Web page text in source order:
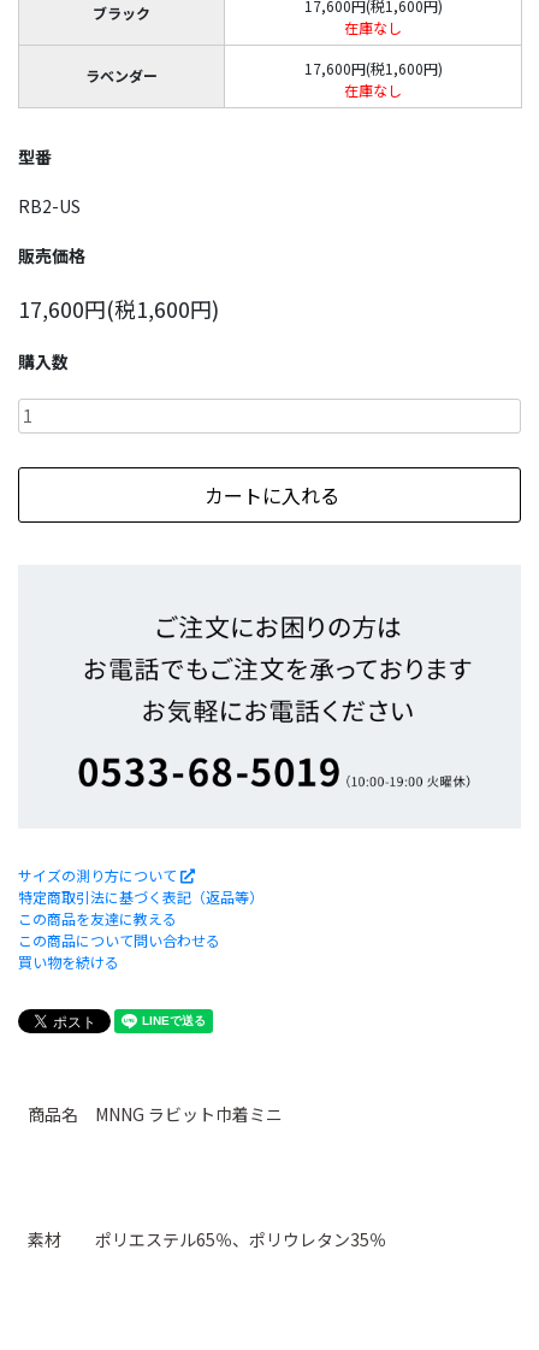
ブラック
17,600円(税1,600円)
在庫なし
ラベンダー
17,600円(税1,600円)
在庫なし
型番
RB2-US
販売価格
17,600円(税1,600円)
購入数
サイズの測り方について
特定商取引法に基づく表記（返品等）
この商品を友達に教える
この商品について問い合わせる
買い物を続ける
商品名 MNNG ラビット巾着ミニ
素材 ポリエステル65％、ポリウレタン35％